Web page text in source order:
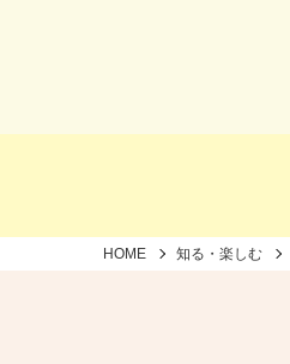
HOME 知る・楽しむ